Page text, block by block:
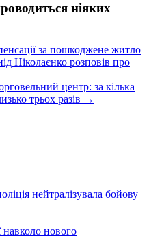
ніяких
за пошкоджене житло
Ніколаєнко розповів про
центр: за кілька
трьох разів →
нейтралізувала бойову
навколо нового